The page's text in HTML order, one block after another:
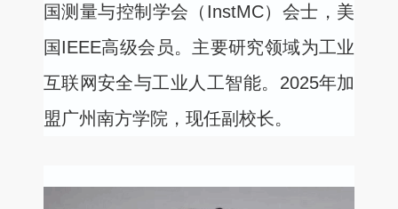
国测量与控制学会（ InstMC）会士，美
国IEEE高级会员。主要研究领域为工业
互联网安全与工业人工智能。 2025年加
盟广州南方学院，现任副校长。